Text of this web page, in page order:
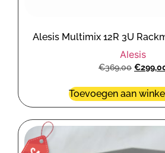
Alesis Multimix 12R 3U
Alesis
€369,00 €
Toevoegen aan